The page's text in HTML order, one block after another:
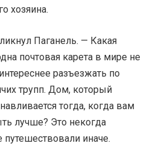
хозяина.
Паганель. — Какая
почтовая карета в мире не
разъезжать по
трупп. Дом, который
тогда, когда вам
лучше? Это некогда
иначе.